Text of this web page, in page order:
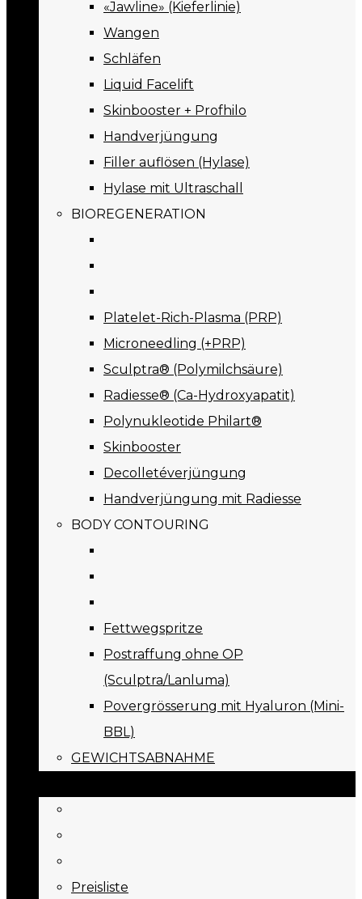
«Jawline» (Kieferlinie)
Wangen
Schläfen
Liquid Facelift
Skinbooster + Profhilo
Handverjüngung
Filler auflösen (Hylase)
Hylase mit Ultraschall
BIOREGENERATION
Platelet-Rich-Plasma (PRP)
Microneedling (+PRP)
Sculptra® (Polymilchsäure)
Radiesse® (Ca-Hydroxyapatit)
Polynukleotide Philart®
Skinbooster
Decolletéverjüngung
Handverjüngung mit Radiesse
BODY CONTOURING
Fettwegspritze
Postraffung ohne OP
(Sculptra/Lanluma)
Povergrösserung mit Hyaluron (Mini-
BBL)
GEWICHTSABNAHME
Preisliste